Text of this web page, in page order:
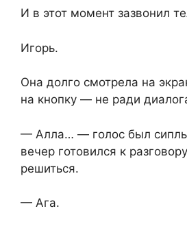
И в этот момент зазвонил
Игорь.
Она долго смотрела на
на кнопку — не ради
— Алла… — голос был
вечер готовился к
решиться.
— Ага.